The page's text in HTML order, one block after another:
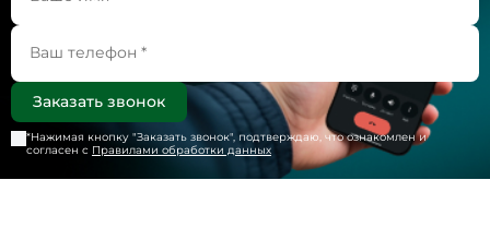
*Нажимая кнопку "Заказать звонок", подтверждаю, что ознакомлен и
согласен с Правилами обработки данных